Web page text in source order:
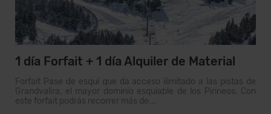
1 día Forfait + 1 día Alquiler de Material
Forfait Pase de esquí que da acceso ilimitado a las pistas de
Grandvalira, el mayor dominio esquiable de los Pirineos. Con
este forfait podrás recorrer más de...